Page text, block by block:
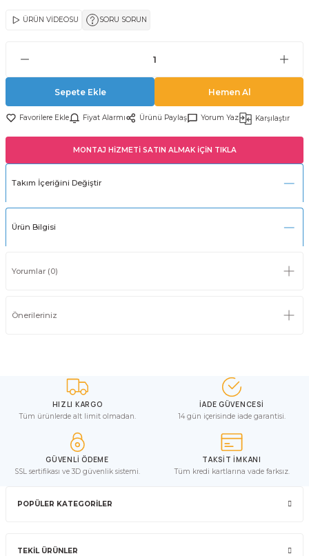
ÜRÜN VİDEOSU SORU SORUN
Sepete Ekle Hemen Al
Fiyat Alarmı Ürünü Paylaş Yorum Yaz Karşılaştır
MONTAJ HİZMETİ SATIN ALMAK İÇİN TIKLA
Takım İçeriğini Değiştir
Ürün Bilgisi
Yorumlar (0)
Önerileriniz
HIZLI KARGO
Tüm ürünlerde alt limit olmadan.
İADE GÜVENCESİ
14 gün içerisinde iade garantisi.
GÜVENLİ ÖDEME
SSL sertifikası ve 3D güvenlik sistemi.
TAKSİT İMKANI
Tüm kredi kartlarına vade farksız.
POPÜLER KATEGORİLER
TEKİL ÜRÜNLER